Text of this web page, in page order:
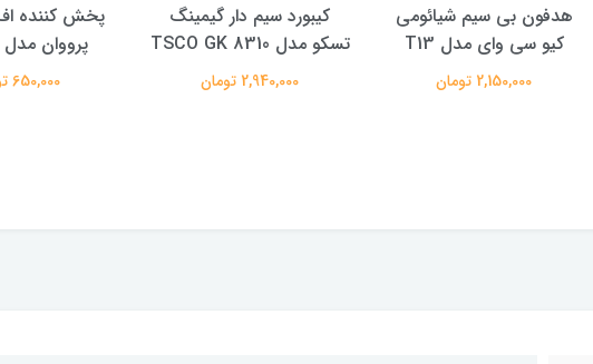
هدفون بی سیم شیائومی
کیو سی وای مدل T13
2,150,000 تومان
کیبورد سیم دار گیمینگ
تسکو مدل TSCO GK 8310
2,940,000 تومان
پخش کننده
پرووان مدل PFT93
650,000 تومان